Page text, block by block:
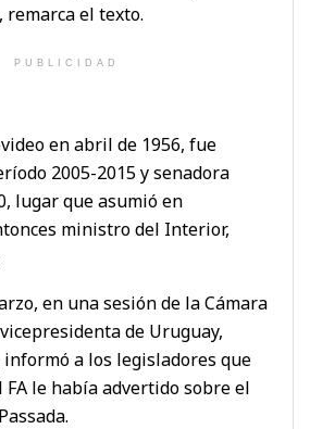
remarca el texto.
PUBLICIDAD
en abril de 1956, fue
2005-2015 y senadora
lugar que asumió en
ministro del Interior,
en una sesión de la Cámara
de Uruguay,
a los legisladores que
FA le había advertido sobre el